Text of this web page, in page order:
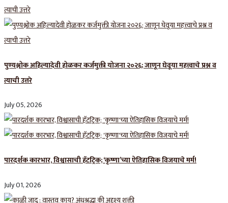
पुण्यश्लोक अहिल्यादेवी होळकर कर्जमुक्ती योजना २०२६; जाणून घेवूया महत्त्वाचे प्रश्न व
त्याची उत्तरे
July 05, 2026
पारदर्शक कारभार, विश्वासाची हॅटट्रिक; ‘कृष्णा’च्या ऐतिहासिक विजयाचे मर्म!
July 01, 2026